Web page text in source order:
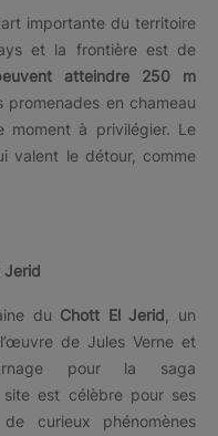
importante du territoire
et la frontière est de
atteindre 250 m
promenades en chameau
à privilégier. Le
valent le détour, comme
Jerid
du Chott El Jerid , un
de Jules Verne et
pour la saga
est célèbre pour ses
curieux phénomènes